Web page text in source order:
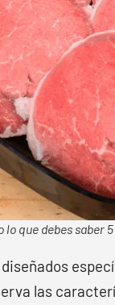
que debes saber 5
las